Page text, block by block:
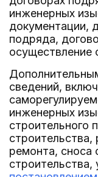
инженерных
документации,
подряда,
осуществление
сведений,
инженерных
строительного
строительства,
ремонта, сноса